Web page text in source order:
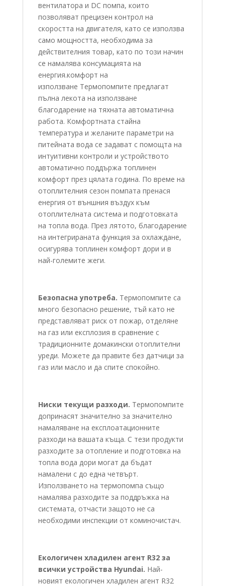
вентилатора и DC помпа, които
позволяват прецизен контрол на
скоростта на двигателя, като се използва
само мощността, необходима за
действителния товар, като по този начин
се намалява консумацията на
енергия.комфорт на
използване Термопомпите предлагат
пълна лекота на използване
благодарение на тяхната автоматична
работа. Комфортната стайна
температура и желаните параметри на
питейната вода се задават с помощта на
интуитивни контроли и устройството
автоматично поддържа топлинен
комфорт през цялата година. По време на
отоплителния сезон помпата пренася
енергия от външния въздух към
отоплителната система и подготовката
на топла вода. През лятото, благодарение
на интегрираната функция за охлаждане,
осигурява топлинен комфорт дори и в
най-големите жеги.
Безопасна употреба. Термопомпите са
много безопасно решение, тъй като не
представляват риск от пожар, отделяне
на газ или експлозия в сравнение с
традиционните домакински отоплителни
уреди. Можете да правите без датчици за
газ или масло и да спите спокойно.
Ниски текущи разходи. Термопомпите
допринасят значително за значително
намаляване на експлоатационните
разходи на вашата къща. С тези продукти
разходите за отопление и подготовка на
топла вода дори могат да бъдат
намалени с до една четвърт.
Използването на термопомпа също
намалява разходите за поддръжка на
системата, отчасти защото не са
необходими инспекции от коминочистач.
Екологичен хладилен агент R32 за
всички устройства Hyundai. Най-
новият екологичен хладилен агент R32